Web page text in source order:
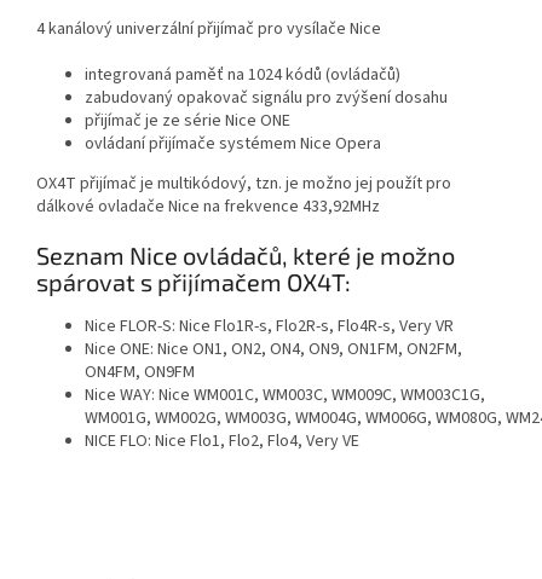
4 kanálový univerzální přijímač pro vysílače Nice
integrovaná paměť na 1024 kódů (ovládačů)
zabudovaný opakovač signálu pro zvýšení dosahu
přijímač je ze série Nice ONE
ovládaní přijímače systémem Nice Opera
OX4T přijímač je multikódový, tzn. je možno jej použít pro
dálkové ovladače Nice na frekvence 433,92MHz
Seznam Nice ovládačů, které je možno
spárovat s přijímačem OX4T:
Nice FLOR-S: Nice Flo1R-s, Flo2R-s, Flo4R-s, Very VR
Nice ONE: Nice ON1, ON2, ON4, ON9, ON1FM, ON2FM,
ON4FM, ON9FM
Nice WAY: Nice WM001C, WM003C, WM009C, WM003C1G,
WM001G, WM002G, WM003G, WM004G, WM006G, WM080G,
NICE FLO: Nice Flo1, Flo2, Flo4, Very VE